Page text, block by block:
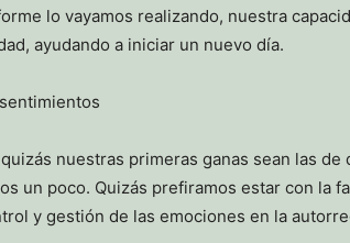
lo vayamos realizando, nuestra
ayudando a iniciar un nuevo día.
nuestras primeras ganas sean las
un poco. Quizás prefiramos estar con la
y gestión de las emociones en la